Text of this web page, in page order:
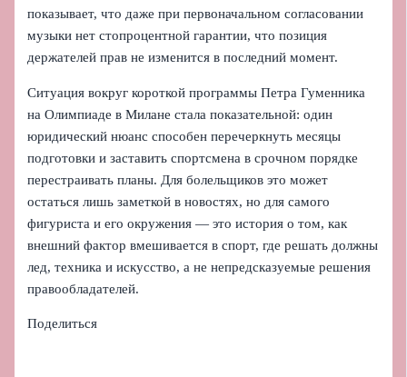
показывает, что даже при первоначальном согласовании
музыки нет стопроцентной гарантии, что позиция
держателей прав не изменится в последний момент.
Ситуация вокруг короткой программы Петра Гуменника
на Олимпиаде в Милане стала показательной: один
юридический нюанс способен перечеркнуть месяцы
подготовки и заставить спортсмена в срочном порядке
перестраивать планы. Для болельщиков это может
остаться лишь заметкой в новостях, но для самого
фигуриста и его окружения — это история о том, как
внешний фактор вмешивается в спорт, где решать должны
лед, техника и искусство, а не непредсказуемые решения
правообладателей.
Поделиться